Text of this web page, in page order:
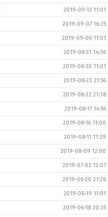
2019-09-13 11:01
2019-09-07 16:25
2019-09-06 11:01
2019-08-31 14:36
2019-08-30 11:01
2019-08-23 21:56
2019-08-22 21:38
2019-08-17 14:56
2019-08-16 11:00
2019-08-11 17:29
2019-08-09 12:00
2019-07-02 12:07
2019-06-20 21:26
2019-06-19 11:01
2019-06-18 20:35